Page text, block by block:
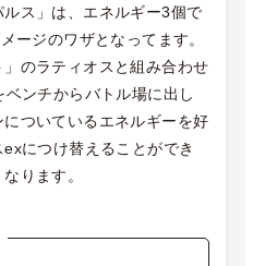
ス」は、エネルギー3個で
ージのワザとなってます。
のラティオスと組み合わせ
ンチからバトル場に出し
ついているエネルギーを好
につけ替えることができ
ります。